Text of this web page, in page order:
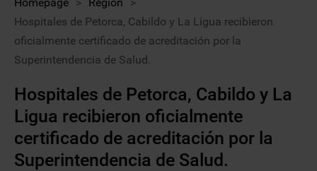
Hospitales de Petorca, Cabildo y La Ligua recibieron
oficialmente certificado de acreditación por la
Superintendencia de Salud.
Hospitales de Petorca, Cabildo y La
Ligua recibieron oficialmente
certificado de acreditación por la
Superintendencia de Salud.